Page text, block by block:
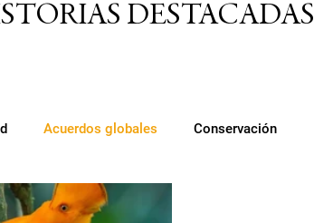
Acuerdos globales Conservación
DESTACADAS